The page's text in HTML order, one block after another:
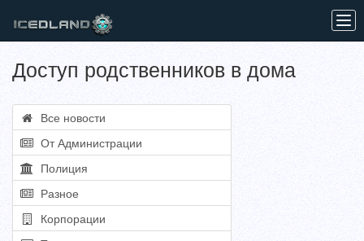
Доступ родственников в дома
Все новости
От Администрации
Полиция
Разное
Корпорации